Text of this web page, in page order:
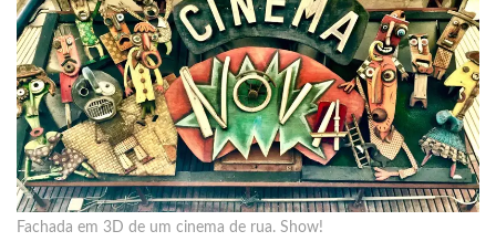
Fachada em 3D de um cinema de rua. Show!